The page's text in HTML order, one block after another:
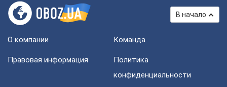
В начало
О компании Команда
Правовая информация
Политика
конфиденциальности